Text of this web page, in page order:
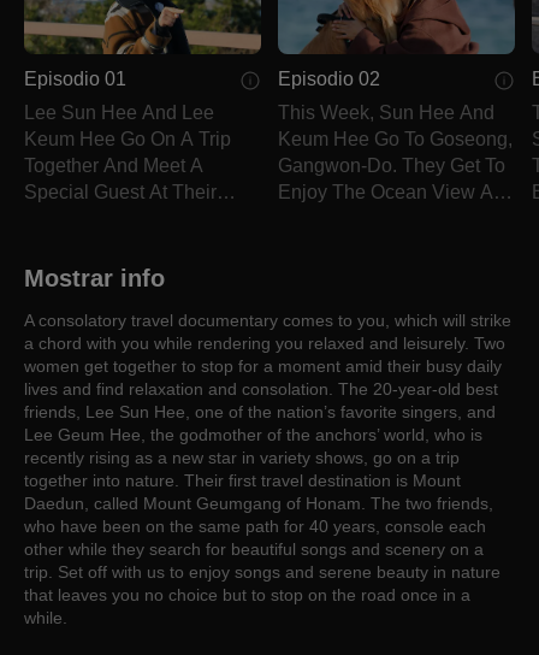
Episodio 01
Lee Sun Hee And Lee
Keum Hee Go On A Trip
Together And Meet A
Special Guest At Their
Episodio 02
This Week, Sun Hee And
Keum Hee Go To Goseong,
Gangwon-Do. They Get To
Enjoy The Ocean View And
Mostrar info
A consolatory travel documentary comes to you, which will strike
a chord with you while rendering you relaxed and leisurely. Two
women get together to stop for a moment amid their busy daily
lives and find relaxation and consolation. The 20-year-old best
friends, Lee Sun Hee, one of the nation’s favorite singers, and
Lee Geum Hee, the godmother of the anchors’ world, who is
recently rising as a new star in variety shows, go on a trip
together into nature. Their first travel destination is Mount
Daedun, called Mount Geumgang of Honam. The two friends,
who have been on the same path for 40 years, console each
other while they search for beautiful songs and scenery on a
trip. Set off with us to enjoy songs and serene beauty in nature
that leaves you no choice but to stop on the road once in a
while.